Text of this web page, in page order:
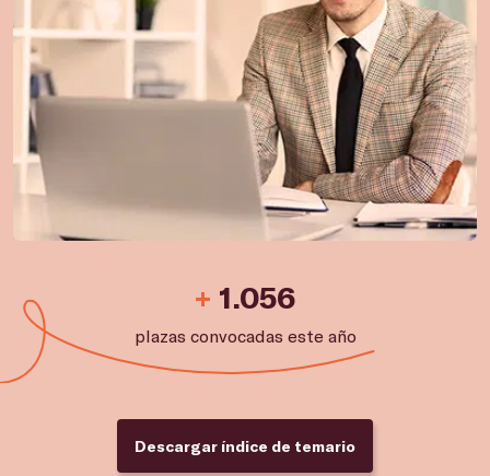
+ 1.056
plazas convocadas este año
Descargar índice de temario